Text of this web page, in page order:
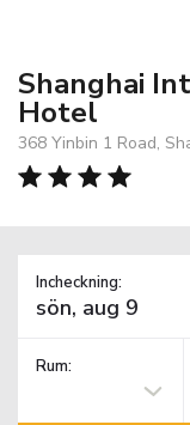
Shanghai
Hotel
368 Yinbin 1 Road,
Incheckning:
Rum: